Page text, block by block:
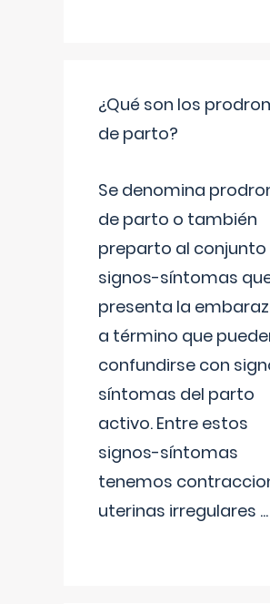
¿Qué son los
de parto?
Se denomina
de parto o también
preparto al conjunto
signos-síntomas
presenta la
a término que
confundirse con
síntomas del parto
activo. Entre estos
signos-síntomas
tenemos
uterinas irregulares ...